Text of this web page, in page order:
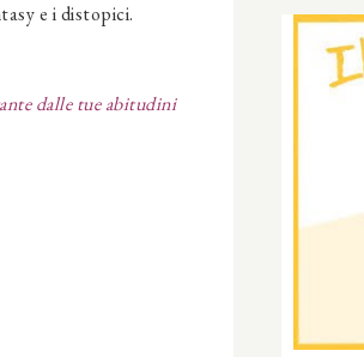
e i distopici.
dalle tue abitudini